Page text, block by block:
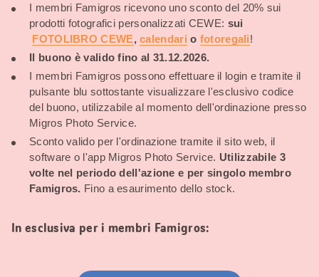
I membri Famigros ricevono uno sconto del 20% sui
prodotti fotografici personalizzati CEWE: sui
FOTOLIBRO CEWE,calendari o fotoregali!
Il buono è valido fino al 31.12.2026.
I membri Famigros possono effettuare il login e tramite il
pulsante blu sottostante visualizzare l'esclusivo codice
del buono, utilizzabile al momento dell'ordinazione presso
Migros Photo Service.
Sconto valido per l'ordinazione tramite il sito web, il
software o l'app Migros Photo Service. Utilizzabile 3
volte nel periodo dell'azione e per singolo membro
Famigros. Fino a esaurimento dello stock.
In esclusiva per i membri Famigros: